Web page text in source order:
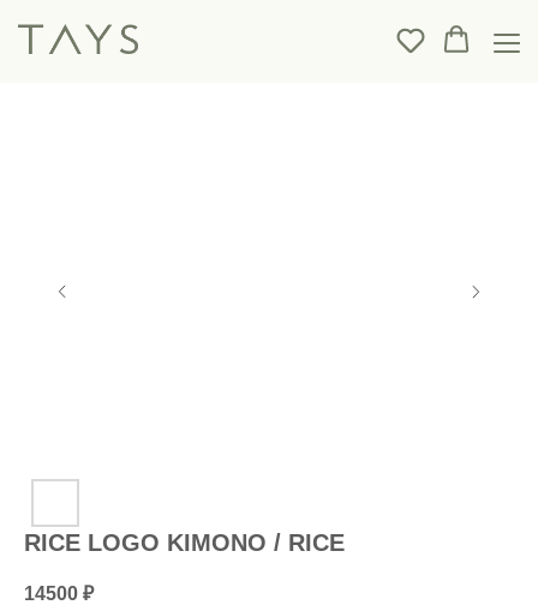
RICE LOGO KIMONO / RICE
14500 ₽